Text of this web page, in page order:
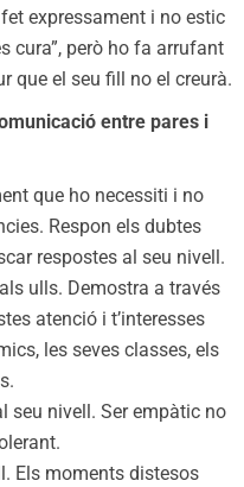
expressament i no estic
cura”, però ho fa arrufant
que el seu fill no el creurà.
entre pares i
que ho necessiti i no
Respon els dubtes
respostes al seu nivell.
ulls. Demostra a través
atenció i t’interesses
les seves classes, els
seu nivell. Ser empàtic no
Els moments distesos